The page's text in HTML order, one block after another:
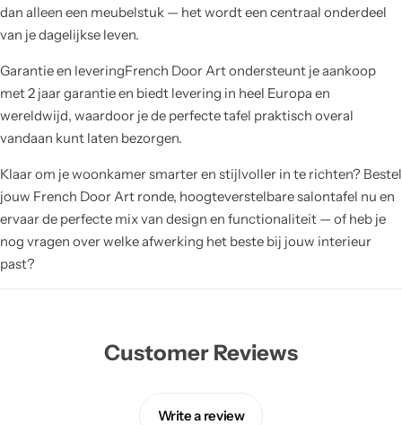
dan alleen een meubelstuk — het wordt een centraal onderdeel
van je dagelijkse leven.
Garantie en leveringFrench Door Art ondersteunt je aankoop
met 2 jaar garantie en biedt levering in heel Europa en
wereldwijd, waardoor je de perfecte tafel praktisch overal
vandaan kunt laten bezorgen.
Klaar om je woonkamer smarter en stijlvoller in te richten? Bestel
jouw French Door Art ronde, hoogteverstelbare salontafel nu en
ervaar de perfecte mix van design en functionaliteit — of heb je
nog vragen over welke afwerking het beste bij jouw interieur
past?
Customer Reviews
Write a review